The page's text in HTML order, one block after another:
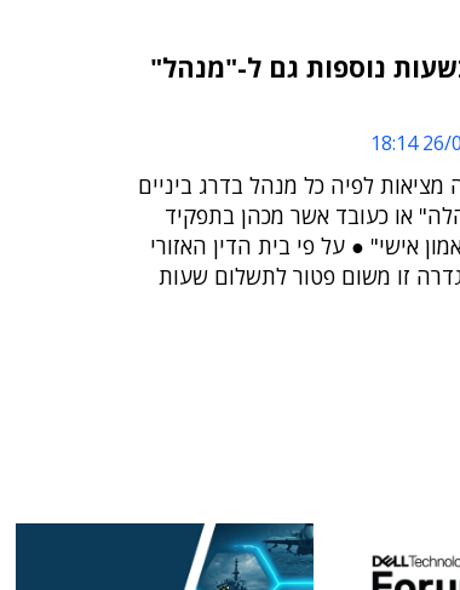
נוספות גם ל-"מנהל"
26/
לפיה כל מנהל בדרג ביניים
או כעובד אשר מכהן בתפקיד
אישי" ● על פי בית הדין האזורי
זו משום פטור לתשלום שעות